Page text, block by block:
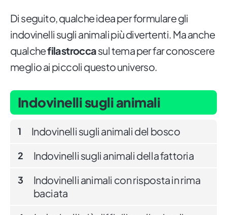
Di seguito, qualche idea per formulare gli
indovinelli sugli animali più divertenti. Ma anche
qualchefilastroccasul tema per far conoscere
meglio ai piccoli questo universo.
Indovinelli sugli animali
1 Indovinelli sugli animali del bosco
2 Indovinelli sugli animali della fattoria
3
Indovinelli animali con risposta in rima
baciata